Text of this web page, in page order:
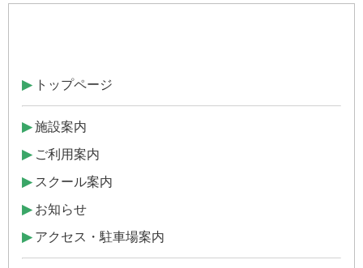
▶トップページ
▶施設案内
▶ご利用案内
▶スクール案内
▶お知らせ
▶アクセス・駐車場案内